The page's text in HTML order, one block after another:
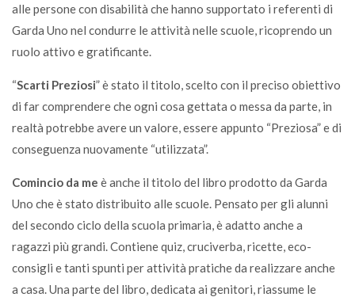
alle persone con disabilità che hanno supportato i referenti di
Garda Uno nel condurre le attività nelle scuole, ricoprendo un
ruolo attivo e gratificante.
“Scarti Preziosi” è stato il titolo, scelto con il preciso obiettivo
di far comprendere che ogni cosa gettata o messa da parte, in
realtà potrebbe avere un valore, essere appunto “Preziosa” e di
conseguenza nuovamente “utilizzata”.
Comincio da me è anche il titolo del libro prodotto da Garda
Uno che è stato distribuito alle scuole. Pensato per gli alunni
del secondo ciclo della scuola primaria, è adatto anche a
ragazzi più grandi. Contiene quiz, cruciverba, ricette, eco-
consigli e tanti spunti per attività pratiche da realizzare anche
a casa. Una parte del libro, dedicata ai genitori, riassume le